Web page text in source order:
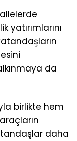
da
birlikte hem
daha